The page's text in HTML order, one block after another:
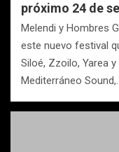
próximo 24 de
Melendi y Hombres
este nuevo festival
Siloé, Zzoilo, Yarea
Mediterráneo